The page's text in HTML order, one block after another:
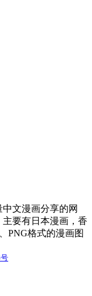
文漫画分享的网
要有日本漫画，香
PNG格式的漫画图